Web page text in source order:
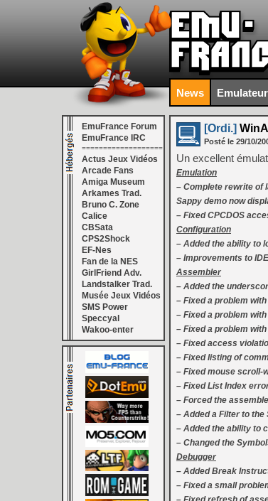
News
EmuFrance Forum
EmuFrance IRC
===================
Actus Jeux Vidéos
Arcade Fans
Amiga Museum
Arkames Trad.
Bruno C. Zone
Calice
CBSata
CPS2Shock
EF-Nes
Fan de la NES
GirlFriend Adv.
Landstalker Trad.
Musée Jeux Vidéos
SMS Power
Speccyal
Wakoo-enter
[Ordi.]
Posté le 29/10/
Un excellent
Emulation
– Complete rewrite of
Sappy demo now
– Fixed CPCDOS
Configuration
– Added the ability to
– Improvements to
Assembler
– Added the
– Fixed a problem
– Fixed a problem
– Fixed a problem
– Fixed access
– Fixed listing of
– Fixed mouse scroll-
– Fixed List Index
– Forced the
– Added a Filter to
– Added the ability to
– Changed the
Debugger
– Added Break
– Fixed a small